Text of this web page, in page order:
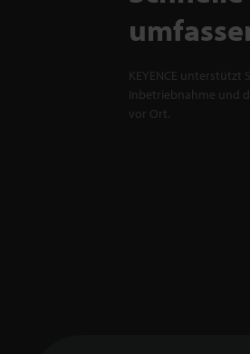
KEYENCE unterstützt
Inbetriebnahme und
vor Ort.